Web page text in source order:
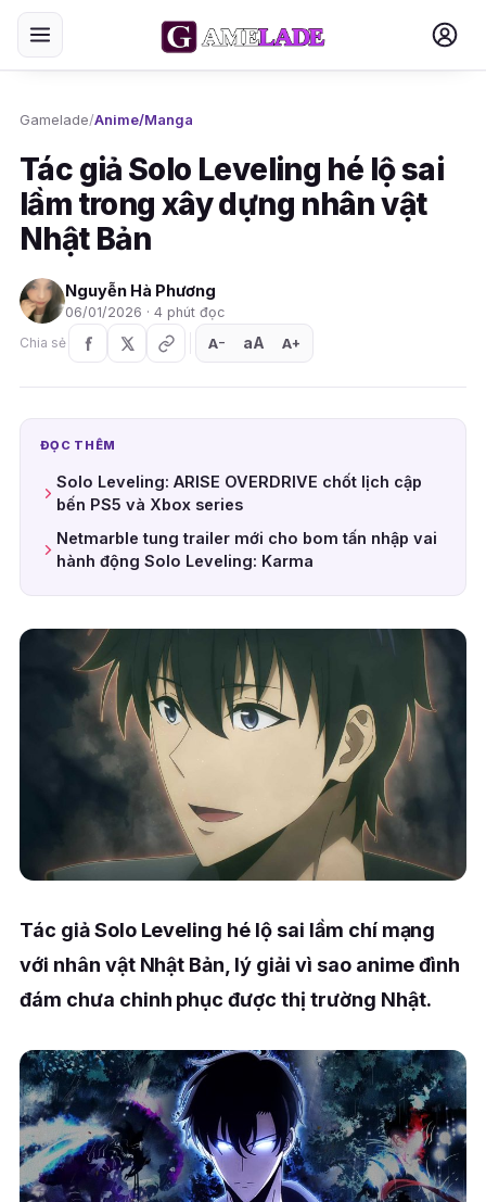
Gamelade/Anime/Manga
Tác giả Solo Leveling hé lộ sai
lầm trong xây dựng nhân vật
Nhật Bản
Nguyễn Hà Phương
06/01/2026 · 4 phút đọc
Chia sẻ
A− aA A+
ĐỌC THÊM
Solo Leveling: ARISE OVERDRIVE chốt lịch cập
bến PS5 và Xbox series
Netmarble tung trailer mới cho bom tấn nhập vai
hành động Solo Leveling: Karma
Tác giả Solo Leveling hé lộ sai lầm chí mạng
với nhân vật Nhật Bản, lý giải vì sao anime đình
đám chưa chinh phục được thị trường Nhật.